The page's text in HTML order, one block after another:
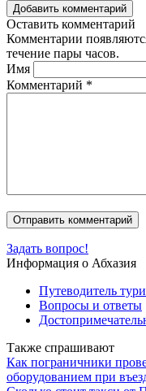
Добавить комментарий
Оставить комментарий
Комментарии
течение пары часов.
Имя
Комментарий *
Задать вопрос!
Информация о Абхазия
Путеводитель
Вопросы и ответы
Также спрашивают
Как пограничники
оборудованием при